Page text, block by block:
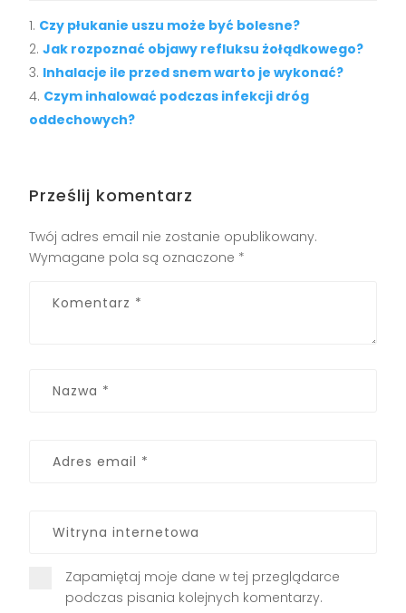
Czy płukanie uszu może być bolesne?
Jak rozpoznać objawy refluksu żołądkowego?
Inhalacje ile przed snem warto je wykonać?
Czym inhalować podczas infekcji dróg
oddechowych?
Prześlij komentarz
Twój adres email nie zostanie opublikowany.
Wymagane pola są oznaczone *
Zapamiętaj moje dane w tej przeglądarce
podczas pisania kolejnych komentarzy.